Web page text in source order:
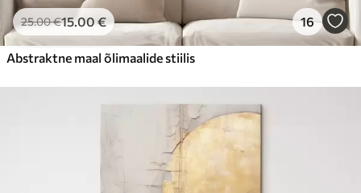
25.00€15.00€ 16
Abstraktne maal õlimaalide stiilis